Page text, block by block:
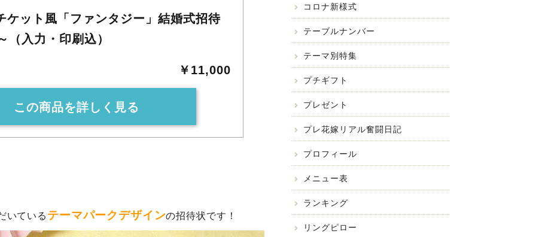
ケット風「ファンタジー」結婚式招待
（入力・印刷込）
￥11,000
この商品を詳しく見る
いている テーマパークデザインの招待状です！
コロナ新様式
テーブルナンバー
テーマ別特集
プチギフト
プレゼント
プレ花嫁リアル奮闘日記
プロフィール
メニュー表
ランキング
リングピロー